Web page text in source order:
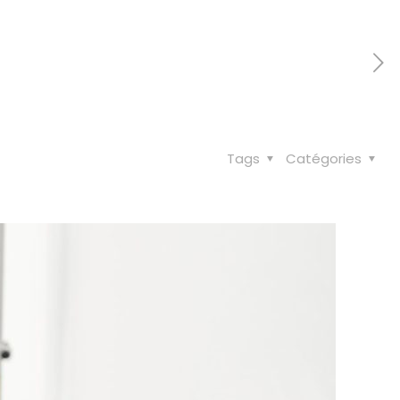
Catégories
Tags